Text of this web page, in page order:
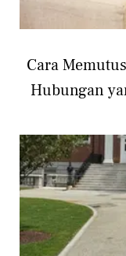
Cara
Hubungan